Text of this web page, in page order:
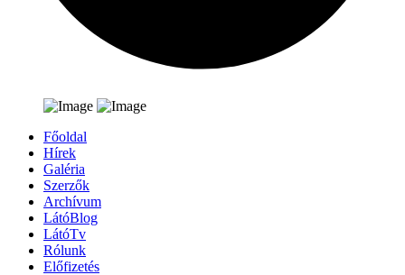
Főoldal
Hírek
Galéria
Szerzők
Archívum
LátóBlog
LátóTv
Rólunk
Előfizetés